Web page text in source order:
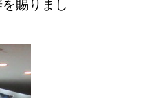
賜りまし